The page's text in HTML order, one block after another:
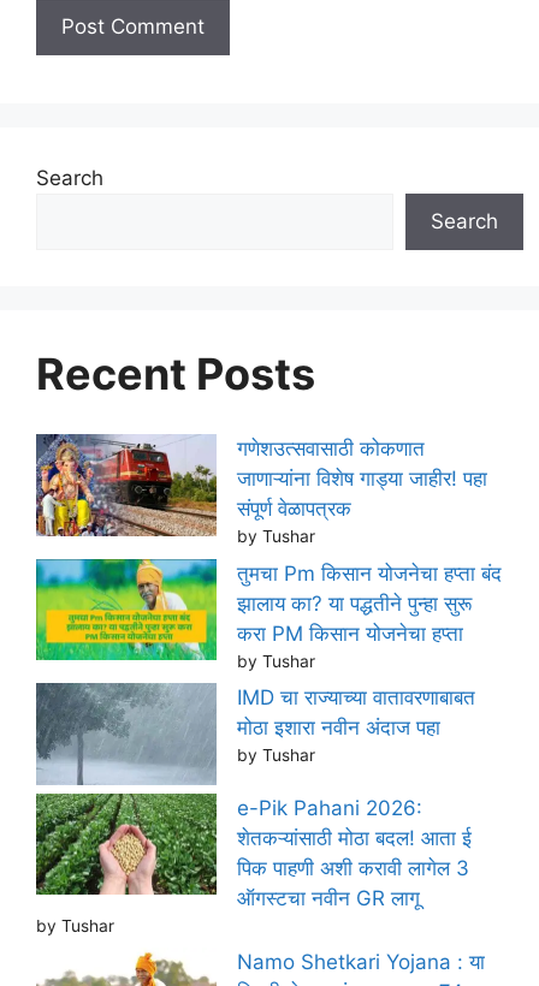
Search
Search
Recent Posts
गणेशउत्सवासाठी कोकणात
जाणाऱ्यांना विशेष गाड्या जाहीर! पहा
संपूर्ण वेळापत्रक
by Tushar
तुमचा Pm किसान योजनेचा हप्ता बंद
झालाय का? या पद्धतीने पुन्हा सुरू
करा PM किसान योजनेचा हप्ता
by Tushar
IMD चा राज्याच्या वातावरणाबाबत
मोठा इशारा नवीन अंदाज पहा
by Tushar
e-Pik Pahani 2026:
शेतकऱ्यांसाठी मोठा बदल! आता ई
पिक पाहणी अशी करावी लागेल 3
ऑगस्टचा नवीन GR लागू
by Tushar
Namo Shetkari Yojana : या